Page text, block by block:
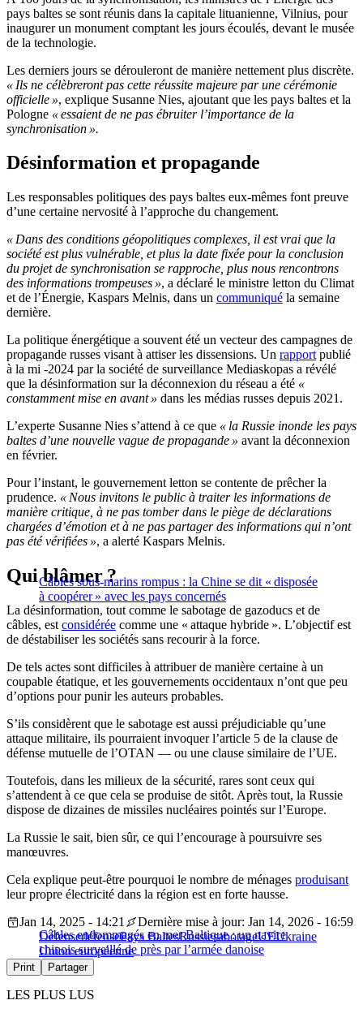
pays baltes se sont réunis dans la capitale lituanienne, Vilnius, pour
inaugurer un monument comptant les jours écoulés, devant le musée
de la technologie.
Les derniers jours se dérouleront de manière nettement plus discrète.
« Ils ne célèbreront pas cette réussite majeure par une cérémonie
officielle », explique Susanne Nies, ajoutant que les pays baltes et la
Pologne « essaient de ne pas ébruiter l’importance de la
synchronisation ».
Désinformation et propagande
Les responsables politiques des pays baltes eux-mêmes font preuve
d’une certaine nervosité à l’approche du changement.
« Dans des conditions géopolitiques complexes, il est vrai que la
société est plus vulnérable, et plus la date fixée pour la conclusion
du projet de synchronisation se rapproche, plus nous rencontrons
des informations trompeuses », a déclaré le ministre letton du Climat
et de l’Énergie, Kaspars Melnis, dans un communiqué la semaine
dernière.
La politique énergétique a souvent été un vecteur des campagnes de
propagande russes visant à attiser les dissensions. Un rapport publié
à la mi -2024 par la société de surveillance Mediaskopas a révélé
que la désinformation sur la déconnexion du réseau a été «
constamment mise en avant » dans les médias russes depuis 2021.
L’experte Susanne Nies s’attend à ce que « la Russie inonde les pays
baltes d’une nouvelle vague de propagande » avant la déconnexion
en février.
Pour l’instant, le gouvernement letton se contente de prêcher la
prudence. « Nous invitons le public à traiter les informations de
manière critique, à ne pas tomber dans le piège de déclarations
chargées d’émotion et à ne pas partager des informations qui n’ont
pas été vérifiées », a alerté Kaspars Melnis.
Câbles sous-marins rompus : la Chine se dit « disposée
à coopérer » avec les pays concernés
Qui blâmer ?
La désinformation, tout comme le sabotage de gazoducs et de
câbles, est considérée comme une « attaque hybride ». L’objectif est
de déstabiliser les sociétés sans recourir à la force.
De tels actes sont difficiles à attribuer de manière certaine à un
coupable étatique, et les gouvernements occidentaux n’ont que peu
d’options pour punir les auteurs probables.
S’ils considèrent que le sabotage est aussi préjudiciable qu’une
attaque militaire, ils pourraient invoquer l’article 5 de la clause de
défense mutuelle de l’OTAN — ou une clause similaire de l’UE.
Toutefois, dans les milieux de la sécurité, rares sont ceux qui
s’attendent à ce que cela se produise de sitôt. Après tout, la Russie
dispose de dizaines de missiles nucléaires pointés sur l’Europe.
La Russie le sait, bien sûr, ce qui l’encourage à poursuivre ses
manœuvres.
Cela explique peut-être pourquoi le nombre de ménages produisant
leur propre électricité dans la région est en forte hausse.
Câbles endommagés en mer Baltique : un navire
chinois surveillé de près par l’armée danoise
Jan 14, 2025 - 14:21
Dernière mise à jour: Jan 14, 2026 - 16:59
DéfensedéfensePays BaltesRussiesabotageUEUkraine
Union européenne
Print Partager
LES PLUS LUS